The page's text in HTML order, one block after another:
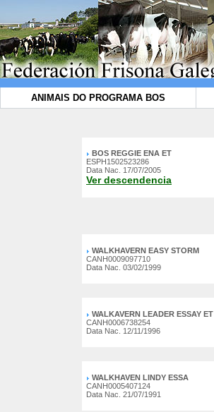
ANIMAIS DO PROGRAMA BOS
BOS REGGIE ENA ET
ESPH1502523286
Data Nac. 17/07/2005
Ver descendencia
WALKHAVERN EASY STORM
CANH0009097710
Data Nac. 03/02/1999
WALKAVERN LEADER ESSAY ET
CANH0006738254
Data Nac. 12/11/1996
WALKHAVEN LINDY ESSA
CANH0005407124
Data Nac. 21/07/1991